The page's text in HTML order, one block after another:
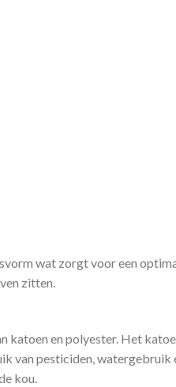
wat zorgt voor een
zitten.
katoen en polyester. Het
van pesticiden,
kou.